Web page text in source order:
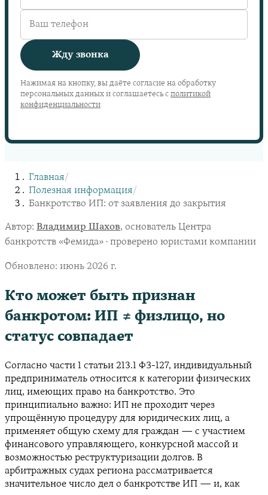
Жду звонка
Нажимая на кнопку, вы даёте согласие на обработку
персональных данных и соглашаетесь с политикой
конфиденциальности
Главная/
Полезная информация/
Банкротство ИП: от заявления до закрытия
Автор: Владимир Шахов, основатель Центра
банкротств «Фемида» · проверено юристами компании
Обновлено: июнь 2026 г.
Кто может быть признан
банкротом: ИП ≠ физлицо, но
статус совпадает
Согласно части 1 статьи 213.1 ФЗ-127, индивидуальный
предприниматель относится к категории физических
лиц, имеющих право на банкротство. Это
принципиально важно: ИП не проходит через
упрощённую процедуру для юридических лиц, а
применяет общую схему для граждан — с участием
финансового управляющего, конкурсной массой и
возможностью реструктуризации долгов. В
арбитражных судах региона рассматривается
значительное число дел о банкротстве ИП — и, как